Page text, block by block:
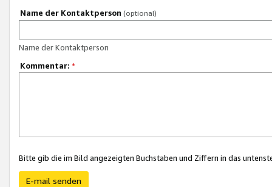
Name der Kontaktperson (optional)
Name der Kontaktperson
Kommentar: *
Bitte gib die im Bild angezeigten Buchstaben und Ziffern in das
E-mail senden